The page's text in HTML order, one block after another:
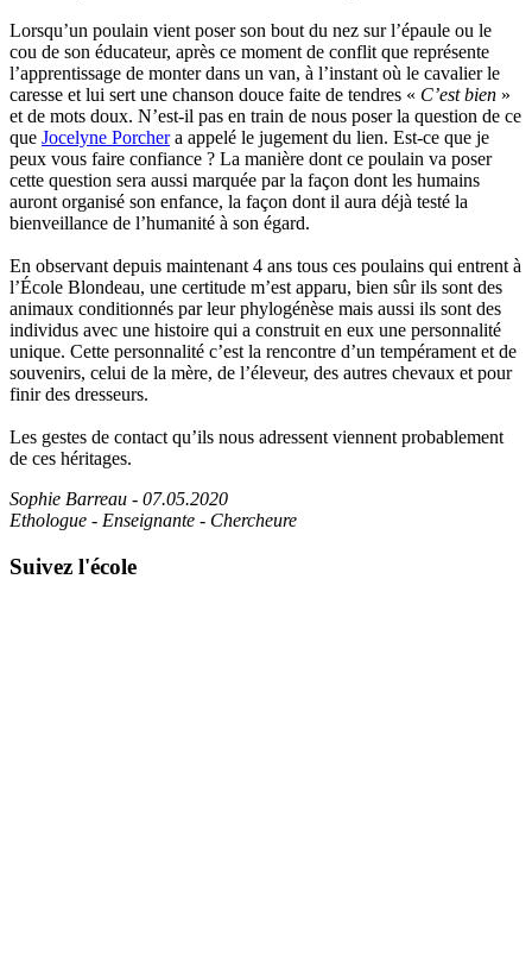
Lorsqu’un poulain vient poser son bout du nez sur l’épaule ou le
cou de son éducateur, après ce moment de conflit que représente
l’apprentissage de monter dans un van, à l’instant où le cavalier le
caresse et lui sert une chanson douce faite de tendres « C’est bien »
et de mots doux. N’est-il pas en train de nous poser la question de ce
que Jocelyne Porchera appelé le jugement du lien. Est-ce que je
peux vous faire confiance ? La manière dont ce poulain va poser
cette question sera aussi marquée par la façon dont les humains
auront organisé son enfance, la façon dont il aura déjà testé la
bienveillance de l’humanité à son égard.
En observant depuis maintenant 4 ans tous ces poulains qui entrent à
l’École Blondeau, une certitude m’est apparu, bien sûr ils sont des
animaux conditionnés par leur phylogénèse mais aussi ils sont des
individus avec une histoire qui a construit en eux une personnalité
unique. Cette personnalité c’est la rencontre d’un tempérament et de
souvenirs, celui de la mère, de l’éleveur, des autres chevaux et pour
finir des dresseurs.
Les gestes de contact qu’ils nous adressent viennent probablement
de ces héritages.
Sophie Barreau - 07.05.2020
Ethologue - Enseignante - Chercheure
Suivez l'école